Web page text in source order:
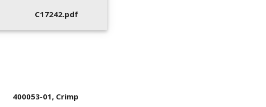
C17242.pdf
400053-01, Crimp